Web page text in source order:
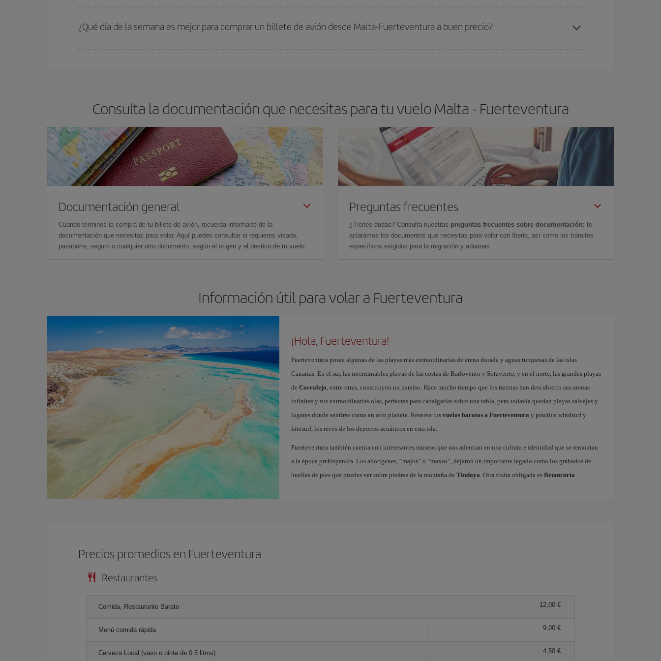
¿Qué día de la semana es mejor para comprar un billete de avión desde Malta-Fuerteventura a buen precio?
Consulta la documentación que necesitas para tu vuelo Malta - Fuerteventura
Documentación general
Cuando termines la compra de tu billete de avión, recuerda informarte de la
documentación que necesitas para volar. Aquí puedes consultar si requieres visado,
pasaporte, seguro o cualquier otro documento, según el origen y el destino de tu vuelo.
Preguntas frecuentes
¿Tienes dudas? Consulta nuestras preguntas frecuentes sobre documentación: te
aclaramos los documentos que necesitas para volar con Iberia, así como los trámites
específicos exigidos para la migración y aduanas.
Información útil para volar a Fuerteventura
¡Hola, Fuerteventura!
Fuerteventura posee algunas de las playas más extraordinarias de arena dorada y aguas turquesas de las islas
Canarias. En el sur, las interminables playas de las costas de Barlovento y Sotavento, y en el norte, las grandes playas
de Corralejo, entre otras, constituyen un paraíso. Hace mucho tiempo que los turistas han descubierto sus arenas
infinitas y sus extraordinarias olas, perfectas para cabalgarlas sobre una tabla, pero todavía quedan playas salvajes y
lugares donde sentirse como en otro planeta. Reserva tus vuelos baratos a Fuerteventura y practica windsurf y
kitesurf, los reyes de los deportes acuáticos en esta isla.
Fuerteventura también cuenta con interesantes museos que nos adentran en una cultura e identidad que se remontan
a la época prehispánica. Los aborígenes, “majos” o “maxos”, dejaron un importante legado como los grabados de
huellas de pies que puedes ver sobre piedras de la montaña de Tindaya. Otra visita obligada es Betancuria
Precios promedios en Fuerteventura
Restaurantes
Comida, Restaurante Barato 12,00 €
Menú comida rápida 9,00 €
Cerveza Local (vaso o pinta de 0.5 litros) 4,50 €